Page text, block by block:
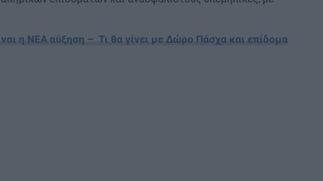
η ΝΕΑ αύξηση – Τι θα γίνει με Δώρο Πάσχα και επίδομα